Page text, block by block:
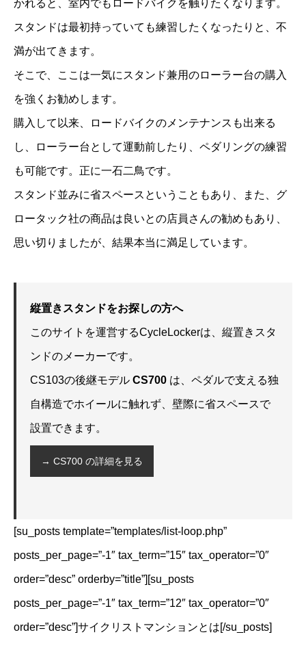
かれると、室内でもロードバイクを触りたくなります。
スタンドは最初持っていても練習したくなったりと、不
満が出てきます。
そこで、ここは一気にスタンド兼用のローラー台の購入
を強くお勧めします。
購入して以来、ロードバイクのメンテナンスも出来る
し、ローラー台として運動前したり、ペダリングの練習
も可能です。正に一石二鳥です。
スタンド並みに省スペースということもあり、また、グ
ロータック社の商品は良いとの店員さんの勧めもあり、
思い切りましたが、結果本当に満足しています。
縦置きスタンドをお探しの方へ
このサイトを運営するCycleLockerは、縦置きスタ
ンドのメーカーです。
CS103の後継モデル CS700 は、ペダルで支える独
自構造でホイールに触れず、壁際に省スペースで
設置できます。
→ CS700 の詳細を見る
[su_posts template=”templates/list-loop.php”
posts_per_page=”-1″ tax_term=”15″ tax_operator=”0″
order=”desc” orderby=”title”][su_posts
posts_per_page=”-1″ tax_term=”12″ tax_operator=”0″
order=”desc”]サイクリストマンションとは[/su_posts]